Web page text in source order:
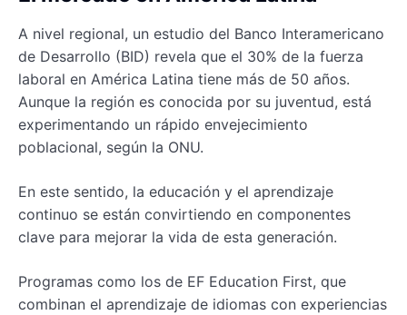
A nivel regional, un estudio del Banco Interamericano
de Desarrollo (BID) revela que el 30% de la fuerza
laboral en América Latina tiene más de 50 años.
Aunque la región es conocida por su juventud, está
experimentando un rápido envejecimiento
poblacional, según la ONU.
En este sentido, la educación y el aprendizaje
continuo se están convirtiendo en componentes
clave para mejorar la vida de esta generación.
Programas como los de EF Education First, que
combinan el aprendizaje de idiomas con experiencias